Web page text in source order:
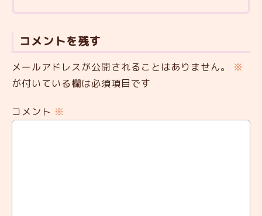
コメントを残す
メールアドレスが公開されることはありません。
※
が付いている欄は必須項目です
コメント ※